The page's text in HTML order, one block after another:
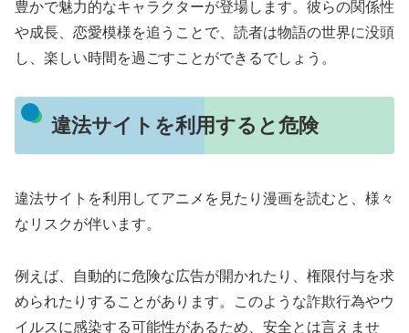
豊かで魅力的なキャラクターが登場します。彼らの関係性
や成長、恋愛模様を追うことで、読者は物語の世界に没頭
し、楽しい時間を過ごすことができるでしょう。
違法サイトを利用すると危険
違法サイトを利用してアニメを見たり漫画を読むと、様々
なリスクが伴います。
例えば、自動的に危険な広告が開かれたり、権限付与を求
められたりすることがあります。このような詐欺行為やウ
イルスに感染する可能性があるため、安全とは言えませ